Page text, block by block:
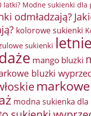
latki? Modne sukienki dla
odmładzają?
kolorowe sukienki
sukienki letnie
mango bluzki
bluzki
modna sukienka dla